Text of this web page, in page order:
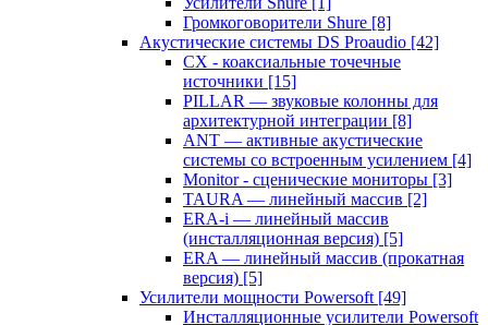
Громкоговорители Shure [8]
Акустические системы DS Proaudio [42]
CX - коаксиальные точечные
источники [15]
PILLAR — звуковые колонны для
архитектурной интеграции [8]
ANT — активные акустические
системы со встроенным усилением [4]
Monitor - сценические мониторы [3]
TAURA — линейный массив [2]
ERA-i — линейный массив
(инсталляционная версия) [5]
ERA — линейный массив (прокатная
версия) [5]
Усилители мощности Powersoft [49]
Инсталляционные усилители Powersoft